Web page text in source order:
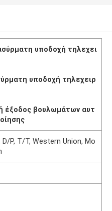
υποδοχή τηλεχει
υποδοχή τηλεχειρ
έξοδος βουλωμάτων αυτ
D/P, T/T, Western Union, Mo